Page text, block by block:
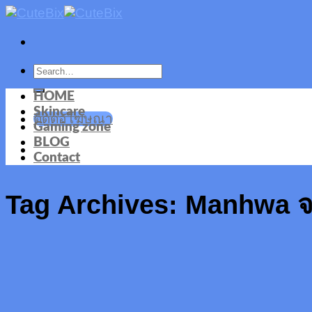
Skip
content
ติดต่อโฆษณา
HOME
Skincare
Gaming zone
BLOG
Contact
Tag Archives: Manhwa